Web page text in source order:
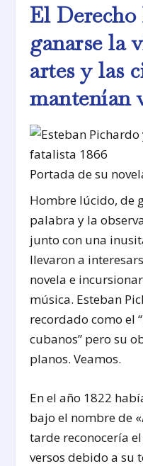
El
ganarse la
artes y las
mantenían
Portada de su
Hombre lúcido, de
palabra y la
junto con una
llevaron a
novela e
música. Esteban
recordado como el
cubanos” pero su
planos. Veamos.
En el año 1822
bajo el nombre de «
tarde reconocería
versos debido a su